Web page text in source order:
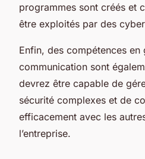
programmes sont créés et
être exploités par des
Enfin, des compétences
communication sont
devrez être capable de
sécurité complexes et de
efficacement avec les
l’entreprise.